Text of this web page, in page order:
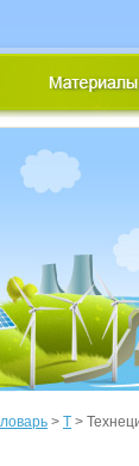
> Т >